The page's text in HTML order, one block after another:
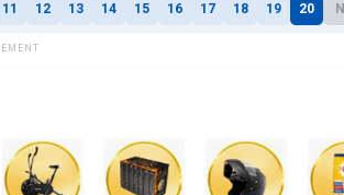
11 12 13 14 15 16 17 18 19 20